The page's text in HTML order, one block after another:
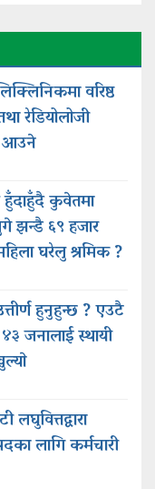
वरिष्ठ
रेडियोलोजी
आउने
हुँदाहुँदै कुवेतमा
झन्डै ६९ हजार
घरेलु श्रमिक ?
हुनुहुन्छ ? एउटै
जनालाई स्थायी
लघुवित्तद्वारा
लागि कर्मचारी